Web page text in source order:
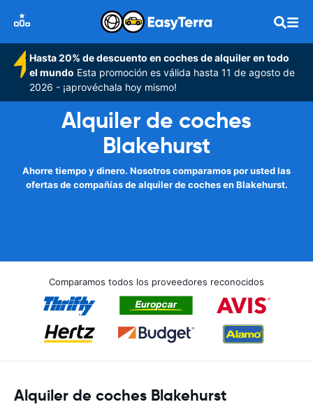
Hasta 20% de descuento en coches de alquiler en todo
el mundo Esta promoción es válida hasta 11 de agosto de
2026 - ¡aprovéchala hoy mismo!
Alquiler de coches
Blakehurst
Ahorre tiempo y dinero. Nosotros comparamos por usted las
ofertas de compañías de alquiler de coches en Blakehurst.
Comparamos todos los proveedores reconocidos
Alquiler de coches Blakehurst